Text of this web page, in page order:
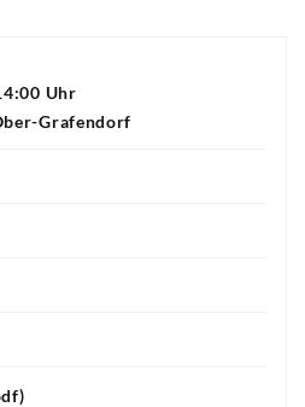
Uhr
Grafendorf